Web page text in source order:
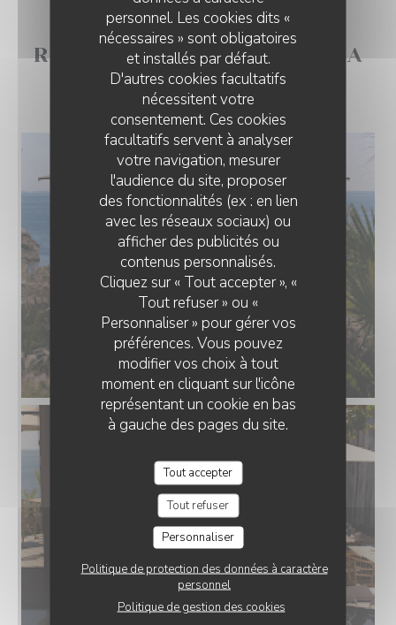
personnel. Les cookies dits «
nécessaires » sont obligatoires
et installés par défaut.
D'autres cookies facultatifs
nécessitent votre
consentement. Ces cookies
facultatifs servent à analyser
votre navigation, mesurer
l'audience du site, proposer
des fonctionnalités (ex : en lien
avec les réseaux sociaux) ou
afficher des publicités ou
contenus personnalisés.
Cliquez sur « Tout accepter », «
Tout refuser » ou «
Personnaliser » pour gérer vos
préférences. Vous pouvez
modifier vos choix à tout
moment en cliquant sur l'icône
représentant un cookie en bas
à gauche des pages du site.
Tout accepter
Tout refuser
Personnaliser
Politique de protection des données à caractère
personnel
Politique de gestion des cookies
RESTAURANT POSÉ SUR LA
MER - CÔTE SAUVAGE